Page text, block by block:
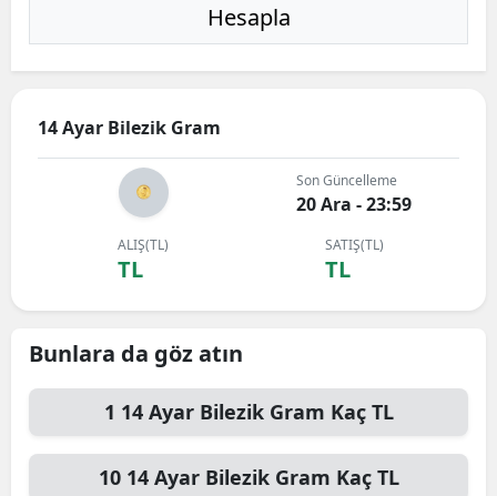
Hesapla
14 Ayar Bilezik Gram
Son Güncelleme
20 Ara - 23:59
ALIŞ(TL)
TL
SATIŞ(TL)
TL
Bunlara da göz atın
1 14 Ayar Bilezik Gram Kaç TL
10 14 Ayar Bilezik Gram Kaç TL